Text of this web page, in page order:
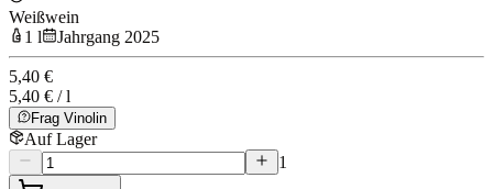
Weißwein
1 l
Jahrgang 2025
5,40 €
5,40 € / l
Frag Vinolin
Auf Lager
1